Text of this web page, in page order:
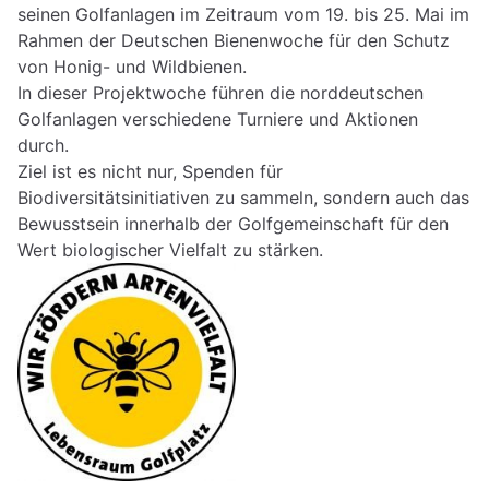
seinen Golfanlagen im Zeitraum vom 19. bis 25. Mai im
Rahmen der Deutschen Bienenwoche für den Schutz
von Honig- und Wildbienen.
In dieser Projektwoche führen die norddeutschen
Golfanlagen verschiedene Turniere und Aktionen
durch.
Ziel ist es nicht nur, Spenden für
Biodiversitätsinitiativen zu sammeln, sondern auch das
Bewusstsein innerhalb der Golfgemeinschaft für den
Wert biologischer Vielfalt zu stärken.